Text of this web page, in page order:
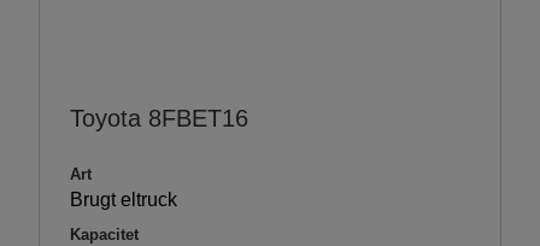
Toyota 8FBET16
Art
Brugt eltruck
Kapacitet